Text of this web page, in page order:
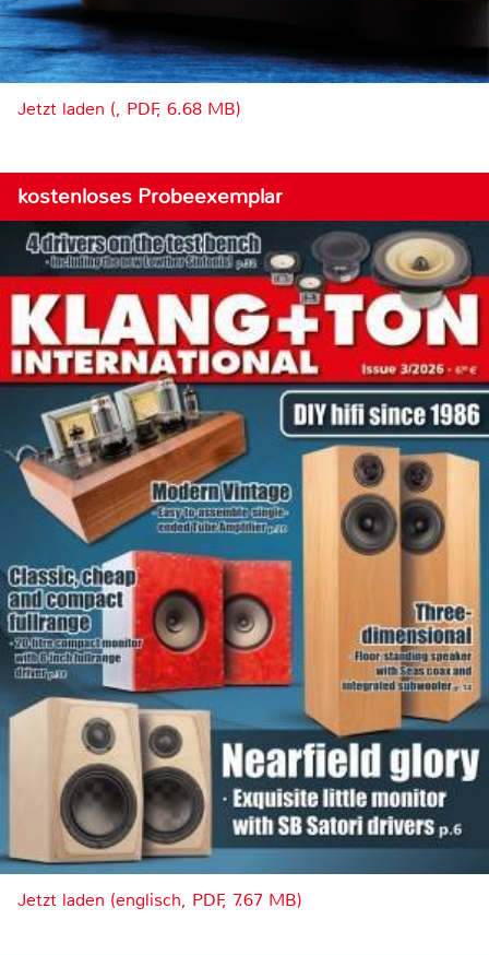
Jetzt laden (, PDF, 6.68 MB)
kostenloses Probeexemplar
Jetzt laden (englisch, PDF, 7.67 MB)